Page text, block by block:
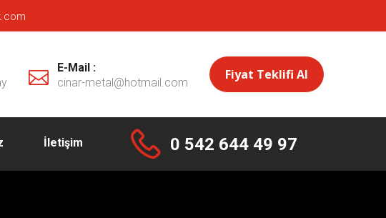
E-Mail :
cinar-metal@hotmail.com
Fiyat Teklifi Al
İletişim 0 542 644 49 97